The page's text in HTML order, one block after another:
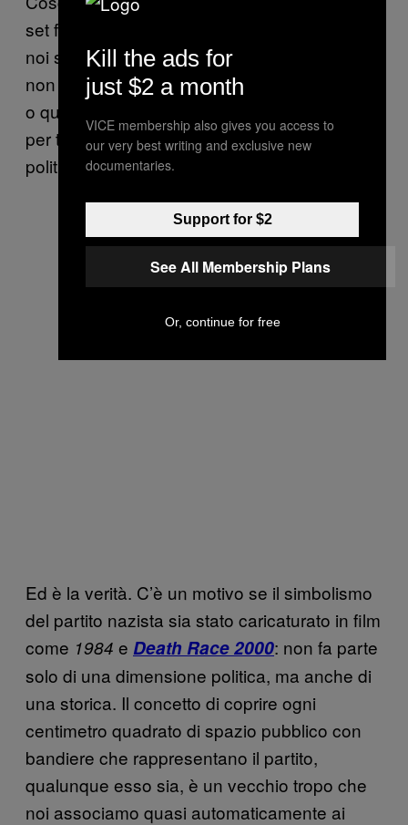
set fotografico, “Non fa mai male ricordare a
noi stessi che ci vuole molto più dei simboli—
non importa quanto potenti possano essere,
o quanto trascendenti possano sembrare—
per trasformare un movimento in una forza
politica, sociale o militare che sia duratura.”
Ed è la verità. C’è un motivo se il simbolismo
del partito nazista sia stato caricaturato in film
come 1984 e Death Race 2000: non fa parte
solo di una dimensione politica, ma anche di
una storica. Il concetto di coprire ogni
centimetro quadrato di spazio pubblico con
bandiere che rappresentano il partito,
qualunque esso sia, è un vecchio tropo che
noi associamo quasi automaticamente ai
Kill the ads for
just $2 a month
VICE membership also gives you access to
our very best writing and exclusive new
documentaries.
Support for $2
See All Membership Plans
Or, continue for free